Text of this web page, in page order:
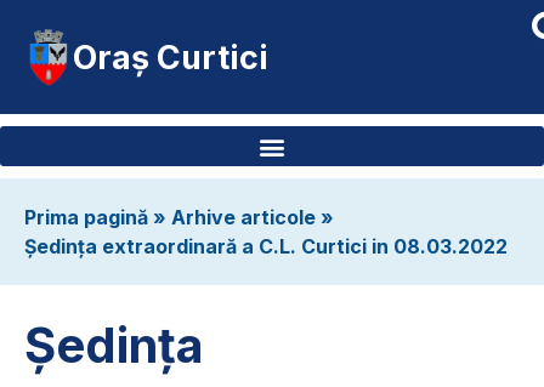
Oraș Curtici
Prima pagină » Arhive articole »
Ședința extraordinară a C.L. Curtici in 08.03.2022
Ședința